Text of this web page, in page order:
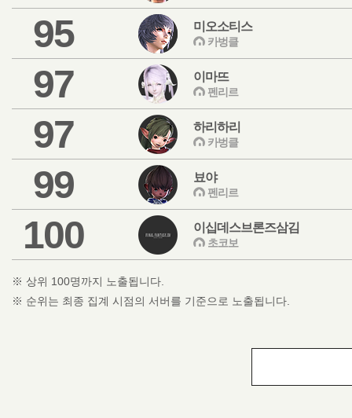
95 미오소티스
카벙클
97 이마뜨
펜리르
97 하리하리
카벙클
99 뵤야
펜리르
100 이십데스브론즈삼김
초코보
※ 상위 100명까지 노출됩니다.
※ 순위는 최종 집계 시점의 서버를 기준으로 노출됩니다.